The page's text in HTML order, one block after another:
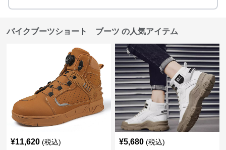
バイクブーツショート ブーツ の人気アイテム
¥11,620 (税込) ¥5,680 (税込)